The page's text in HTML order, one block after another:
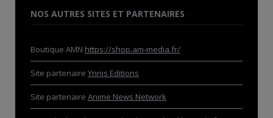
NOS AUTRES SITES ET PARTENAIRES
Boutique AMN https://shop.am-media.fr/
Site partenaire Ynnis Editions
Site partenaire Anime News Network